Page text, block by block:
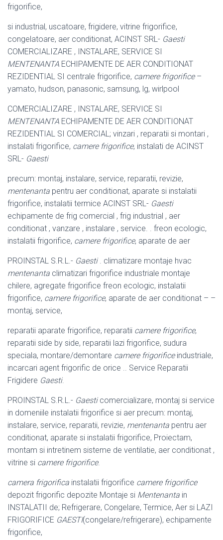
frigorifice,
si industrial, uscatoare, frigidere, vitrine frigorifice,
congelatoare, aer conditionat, ACINST SRL- Gaesti
COMERCIALIZARE , INSTALARE, SERVICE SI
MENTENANTA ECHIPAMENTE DE AER CONDITIONAT
REZIDENTIAL SI centrale frigorifice, camere frigorifice–
yamato, hudson, panasonic, samsung, lg, wirlpool
COMERCIALIZARE , INSTALARE, SERVICE SI
MENTENANTA ECHIPAMENTE DE AER CONDITIONAT
REZIDENTIAL SI COMERCIAL; vinzari , reparatii si montari ,
instalati frigorifice, camere frigorifice, instalati de ACINST
SRL- Gaesti
precum: montaj, instalare, service, reparatii, revizie,
mentenanta pentru aer conditionat, aparate si instalatii
frigorifice, instalatii termice ACINST SRL- Gaesti
echipamente de frig comercial , frig industrial , aer
conditionat , vanzare , instalare , service. . freon ecologic,
instalatii frigorifice, camere frigorifice, aparate de aer
PROINSTAL S.R.L.- Gaesti. climatizare montaje hvac
mentenanta climatizari frigorifice industriale montaje
chilere, agregate frigorifice freon ecologic, instalatii
frigorifice, camere frigorifice, aparate de aer conditionat – –
montaj, service,
reparatii aparate frigorifice, reparatii camere frigorifice,
reparatii side by side, reparatii lazi frigorifice, sudura
speciala, montare/demontare camere frigorificeindustriale,
incarcari agent frigorific de orice .. Service Reparatii
Frigidere Gaesti.
PROINSTAL S.R.L.- Gaesticomercializare, montaj si service
in domeniile instalatii frigorifice si aer precum: montaj,
instalare, service, reparatii, revizie, mentenanta pentru aer
conditionat, aparate si instalatii frigorifice, Proiectam,
montam si intretinem sisteme de ventilatie, aer conditionat ,
vitrine si camere frigorifice.
camera frigorifica instalatii frigorifice camere frigorifice
depozit frigorific depozite Montaje si Mentenanta in
INSTALATII de; Refrigerare, Congelare, Termice, Aer si LAZI
FRIGORIFICE GAESTI(congelare/refrigerare), echipamente
frigorifice,